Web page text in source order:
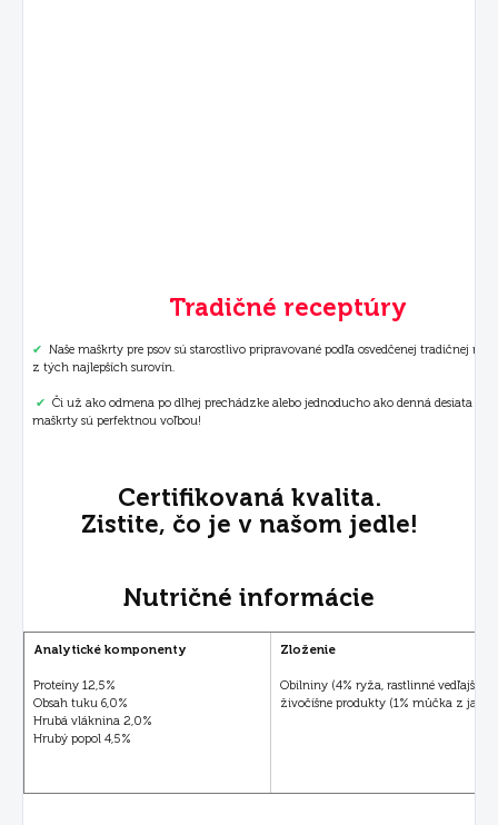
Tradičné receptúry
✔ Naše maškrty pre psov sú starostlivo pripravované podľa osvedčenej tradičnej
z tých najlepších surovín.
✔ Či už ako odmena po dlhej prechádzke alebo jednoducho ako denná desiata –
maškrty sú perfektnou voľbou!
Certifikovaná kvalita.
Zistite, čo je v našom jedle!
Nutričné informácie
Analytické komponenty
Proteíny 12,5%
Obsah tuku 6,0%
Hrubá vláknina 2,0%
Hrubý popol 4,5%
Zloženie
Obilniny (4% ryža, rastlinné vedľajšie
živočíšne produkty (1% můčka z